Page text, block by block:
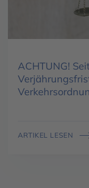
ACHTUNG!
ARTIKEL LESEN